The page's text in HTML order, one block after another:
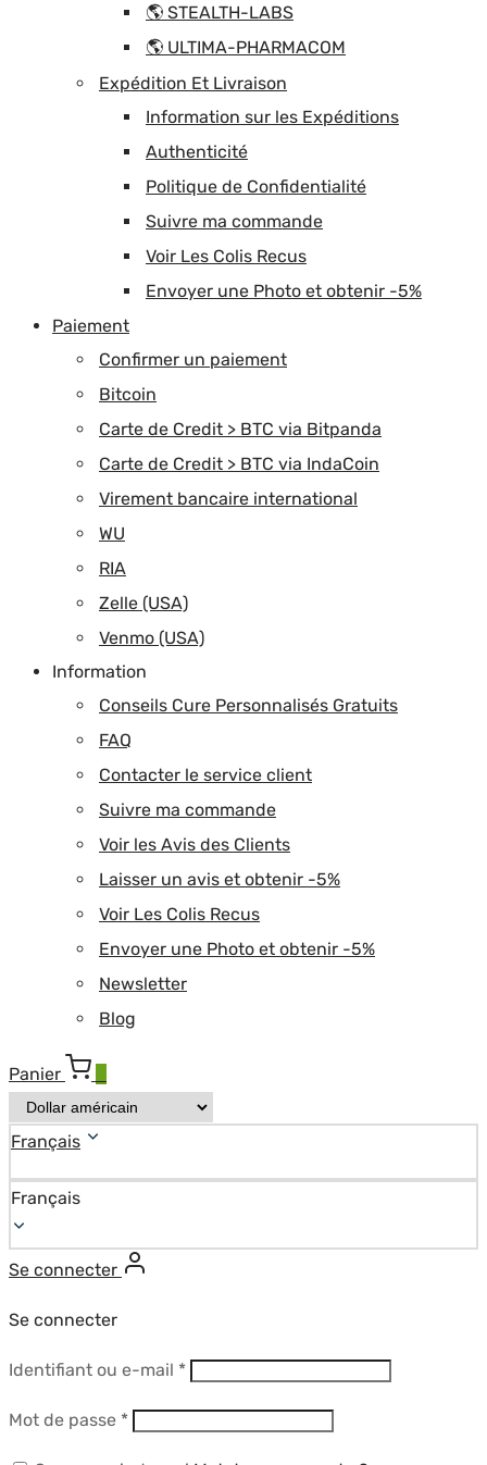
🌎 STEALTH-LABS
🌎 ULTIMA-PHARMACOM
Expédition Et Livraison
Information sur les Expéditions
Authenticité
Politique de Confidentialité
Suivre ma commande
Voir Les Colis Recus
Envoyer une Photo et obtenir -5%
Paiement
Confirmer un paiement
Bitcoin
Carte de Credit > BTC via Bitpanda
Carte de Credit > BTC via IndaCoin
Virement bancaire international
WU
RIA
Zelle (USA)
Venmo (USA)
Information
Conseils Cure Personnalisés Gratuits
FAQ
Contacter le service client
Suivre ma commande
Voir les Avis des Clients
Laisser un avis et obtenir -5%
Voir Les Colis Recus
Envoyer une Photo et obtenir -5%
Newsletter
Blog
Panier
Français
Français
Se connecter
Se connecter
Identifiant ou e-mail *Obligatoire
Mot de passe *Obligatoire